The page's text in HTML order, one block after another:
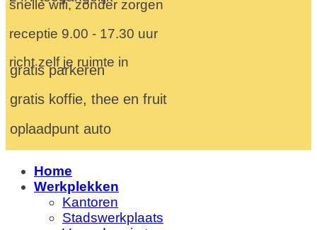
snelle wifi, zonder zorgen
receptie 9.00 - 17.30 uur
richt zelf je ruimte in
gratis parkeren
gratis koffie, thee en fruit
oplaadpunt auto
Home
Werkplekken
Kantoren
Stadswerkplaats